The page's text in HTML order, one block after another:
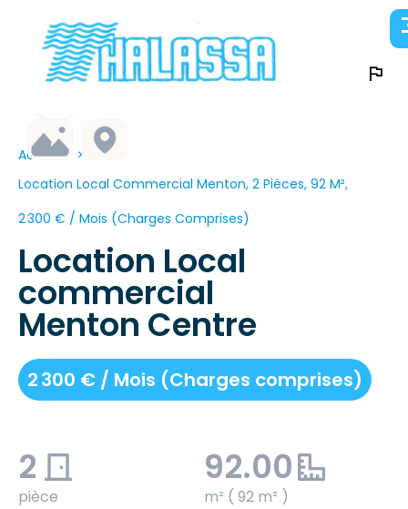
Accueil
Location Local Commercial Menton, 2 Pièces, 92 M²,
2 300 € / Mois (Charges Comprises)
Location Local
commercial
Menton Centre
2 300 € / Mois (Charges comprises)
2
pièce
92.00
m² ( 92 m² )